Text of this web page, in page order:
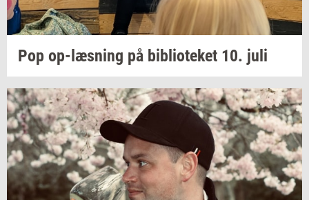
Pop op-​læsning på bi­bli­o­te­ket 10. juli